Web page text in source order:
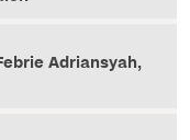
Adriansyah,